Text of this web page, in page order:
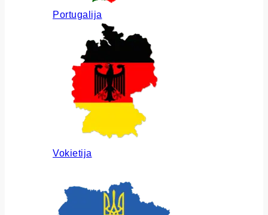
Portugalija
Vokietija